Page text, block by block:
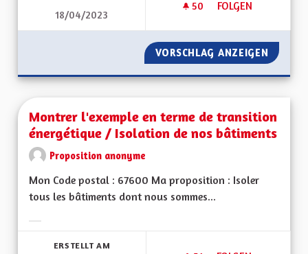
18/04/2023
50 50 FOLLOWER
FOLGEN
MONTRER
VORSCHLAG ANZEIGEN
Montrer l'exemple en terme de transition
énergétique / Isolation de nos bâtiments
Proposition anonyme
Mon Code postal : 67600 Ma proposition : Isoler
tous les bâtiments dont nous sommes...
ERSTELLT AM